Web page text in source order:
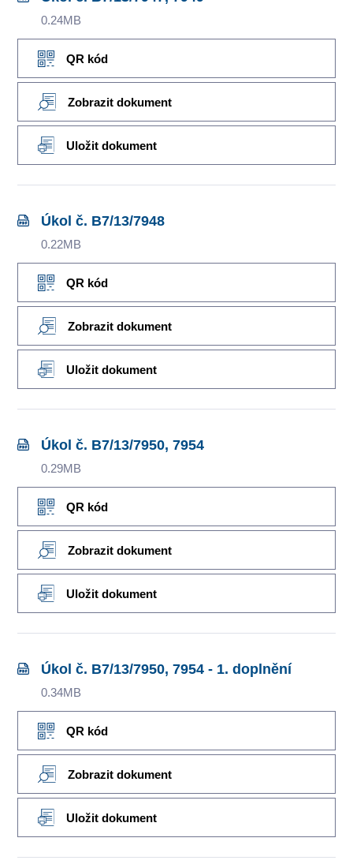
0.24MB
QR kód
Zobrazit dokument
Uložit dokument
Úkol č. B7/13/7948
0.22MB
QR kód
Zobrazit dokument
Uložit dokument
Úkol č. B7/13/7950, 7954
0.29MB
QR kód
Zobrazit dokument
Uložit dokument
Úkol č. B7/13/7950, 7954 - 1. doplnění
0.34MB
QR kód
Zobrazit dokument
Uložit dokument